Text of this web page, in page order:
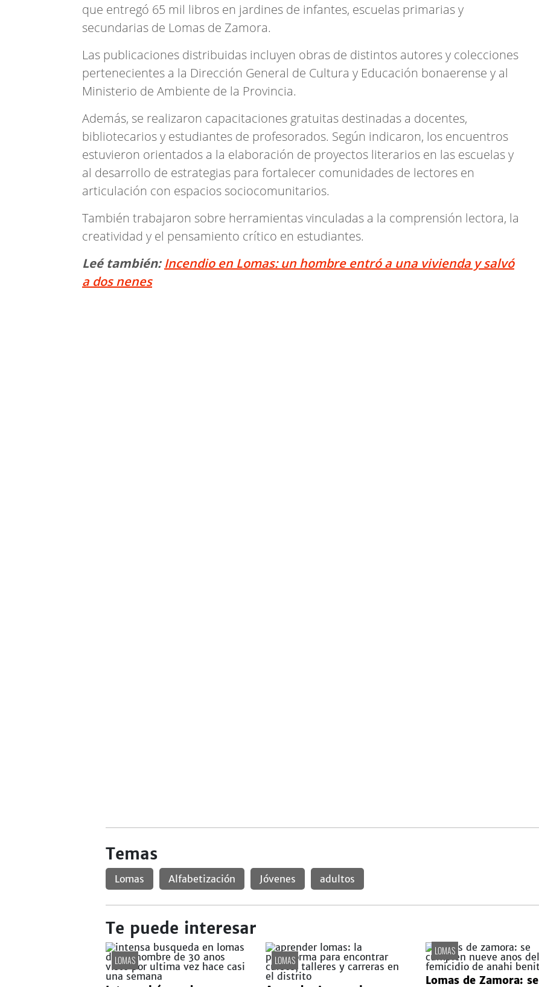
que entregó 65 mil libros en jardines de infantes, escuelas primarias y
secundarias de Lomas de Zamora.
Las publicaciones distribuidas incluyen obras de distintos autores y colecciones
pertenecientes a la Dirección General de Cultura y Educación bonaerense y al
Ministerio de Ambiente de la Provincia.
Además, se realizaron capacitaciones gratuitas destinadas a docentes,
bibliotecarios y estudiantes de profesorados. Según indicaron, los encuentros
estuvieron orientados a la elaboración de proyectos literarios en las escuelas y
al desarrollo de estrategias para fortalecer comunidades de lectores en
articulación con espacios sociocomunitarios.
También trabajaron sobre herramientas vinculadas a la comprensión lectora, la
creatividad y el pensamiento crítico en estudiantes.
Leé también: Incendio en Lomas: un hombre entró a una vivienda y salvó
a dos nenes
Temas
Lomas Alfabetización Jóvenes adultos
Te puede interesar
LOMAS LOMAS
LOMAS
Lomas de Zamora: se